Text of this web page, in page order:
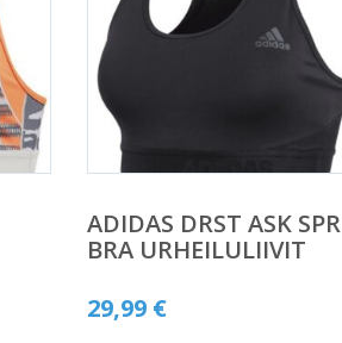
ADIDAS DRST ASK SPR
BRA URHEILULIIVIT
29,99 €